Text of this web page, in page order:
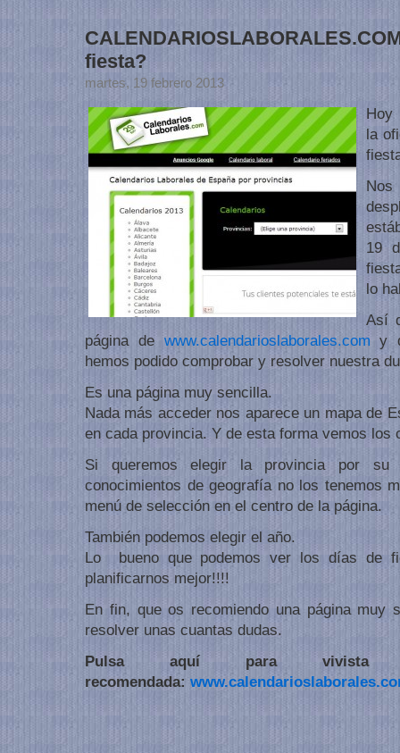
fiesta?
martes, 19 febrero 2013
Hoy
la
19
lo
Así
página de www.calendarioslaborales.com y
hemos podido comprobar y resolver nuestra
Es una página muy sencilla.
Nada más acceder nos aparece un mapa de
en cada provincia. Y de esta forma vemos los
Si queremos elegir la provincia por su
conocimientos de geografía no los tenemos
menú de selección en el centro de la página.
También podemos elegir el año.
Lo bueno que podemos ver los días de
planificarnos mejor!!!!
En fin, que os recomiendo una página muy
resolver unas cuantas dudas.
Pulsa aquí para
recomendada: